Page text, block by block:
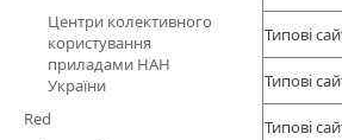
Центри колективного
користування
приладами НАН
України
Red
Типові
Типові
Типові